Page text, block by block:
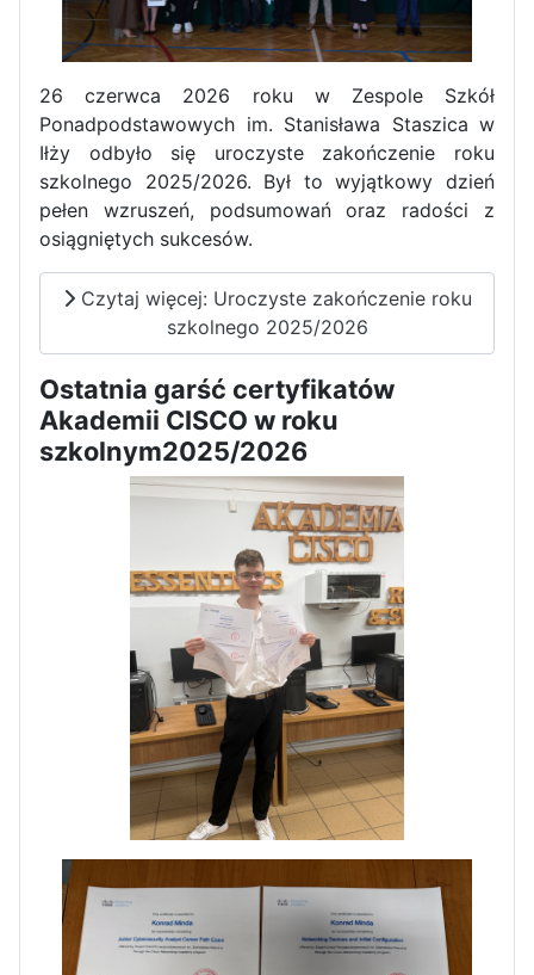
Dni Otwarte w „Staszicu” za
nami
Informatycy zapraszają do
Staszica w Iłży!
Zakończenie roku maturzystów
Zakończenie praktyk w
Portugalii
26 czerwca 2026 roku w Zespole Szkół
Ponadpodstawowych im. Stanisława Staszica w
Iłży odbyło się uroczyste zakończenie roku
szkolnego 2025/2026. Był to wyjątkowy dzień
pełen wzruszeń, podsumowań oraz radości z
osiągniętych sukcesów.
Czytaj więcej: Uroczyste zakończenie roku
szkolnego 2025/2026
Ostatnia garść certyfikatów
Akademii CISCO w roku
szkolnym2025/2026